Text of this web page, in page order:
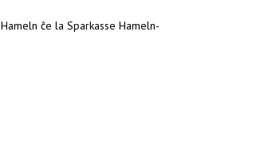
ĉe la Sparkasse Hameln-